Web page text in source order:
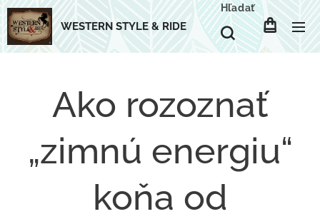
WESTERN STYLE & RIDE
Hľadať
Ako rozoznať
„zimnú energiu“
koňa od